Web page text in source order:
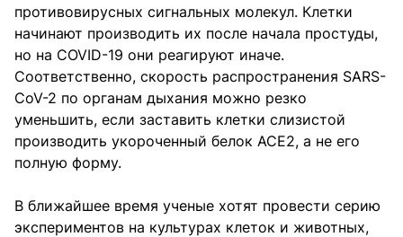
противовирусных сигнальных молекул. Клетки
начинают производить их после начала простуды,
но на COVID-19 они реагируют иначе.
Соответственно, скорость распространения SARS-
CoV-2 по органам дыхания можно резко
уменьшить, если заставить клетки слизистой
производить укороченный белок ACE2, а не его
полную форму.
В ближайшее время ученые хотят провести серию
экспериментов на культурах клеток и животных,